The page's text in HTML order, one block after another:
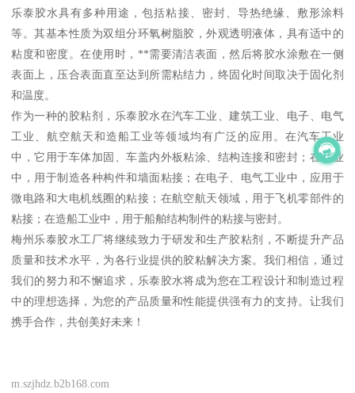
乐泰胶水具有多种用途，包括粘接、密封、导热绝缘、敷形涂料
等。其基本性质为双组分环氧树脂胶，外观透明液体，具有适中的
粘度和密度。在使用时，**需要清洁表面，然后将胶水涂敷在一侧
表面上，压合表面直至达到所需粘结力，终固化时间取决于固化剂
和温度。
作为一种的胶粘剂，乐泰胶水在汽车工业、建筑工业、电子、电气
工业、航空航天和造船工业等领域均有广泛的应用。在汽车工业
中，它用于车体加固、车盖内外板粘涂、结构连接和密封；在工业
中，用于制造各种构件和墙面粘接；在电子、电气工业中，应用于
微电路和大电机线圈的粘接；在航空航天领域，用于飞机零部件的
粘接；在造船工业中，用于船舶结构制件的粘接与密封。
梅州乐泰胶水工厂将继续致力于研发和生产胶粘剂，不断提升产品
质量和技术水平，为各行业提供的胶粘解决方案。我们相信，通过
我们的努力和不懈追求，乐泰胶水将成为您在工程设计和制造过程
中的理想选择，为您的产品质量和性能提供强有力的支持。让我们
携手合作，共创美好未来！
m.szjhdz.b2b168.com